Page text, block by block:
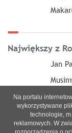
Największy z
Jan
Na portalu
wykorzystywane
technologie,
reklamowych. W